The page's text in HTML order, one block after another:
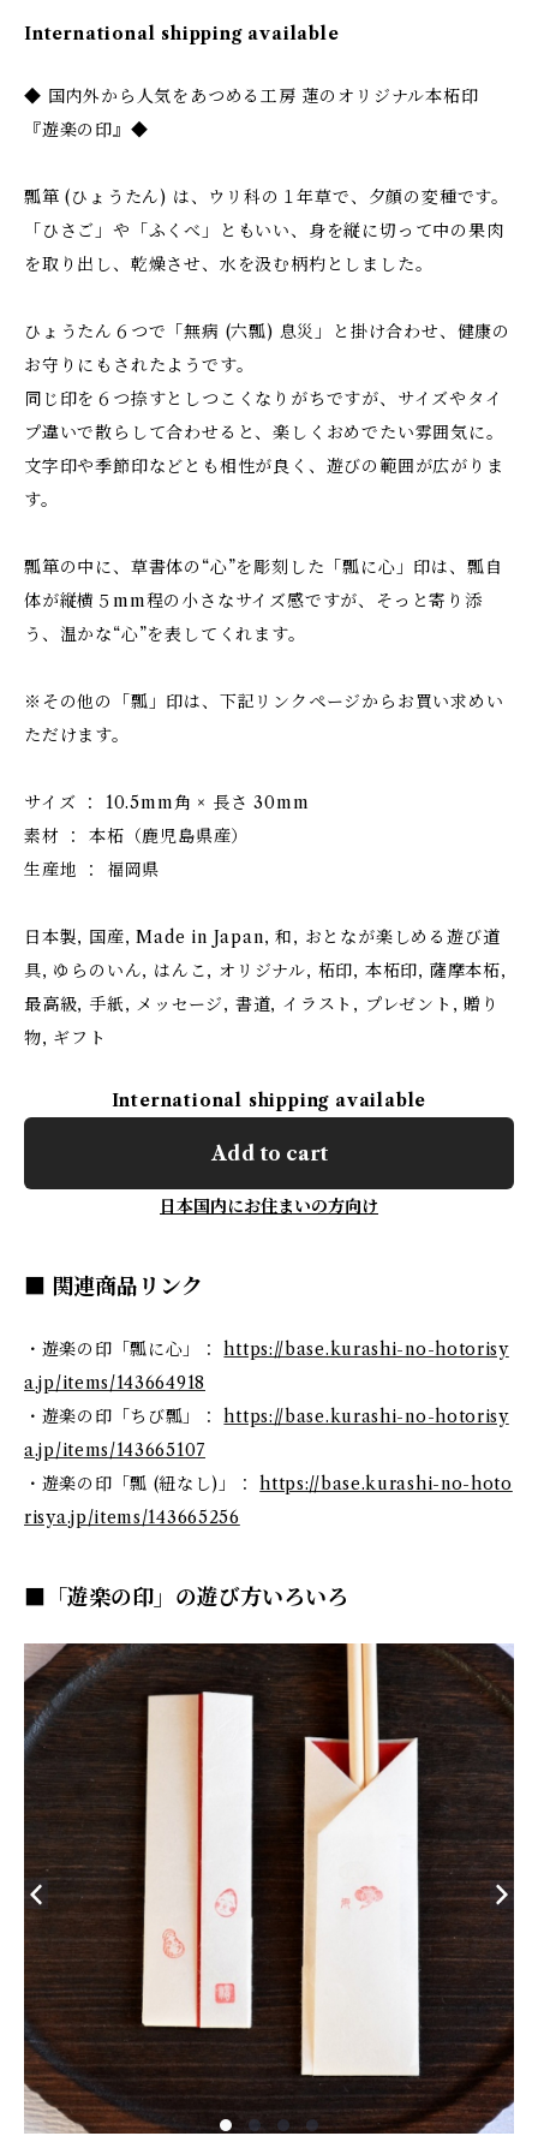
International shipping available
◆ 国内外から人気をあつめる工房 蓮のオリジナル本柘印
『遊楽の印』◆
瓢箪 (ひょうたん) は、ウリ科の１年草で、夕顔の変種です。
「ひさご」や「ふくべ」ともいい、身を縦に切って中の果肉
を取り出し、乾燥させ、水を汲む柄杓としました。
ひょうたん６つで「無病 (六瓢) 息災」と掛け合わせ、健康の
お守りにもされたようです。
同じ印を６つ捺すとしつこくなりがちですが、サイズやタイ
プ違いで散らして合わせると、楽しくおめでたい雰囲気に。
文字印や季節印などとも相性が良く、遊びの範囲が広がりま
す。
瓢箪の中に、草書体の“心”を彫刻した「瓢に心」印は、瓢自
体が縦横５mm程の小さなサイズ感ですが、そっと寄り添
う、温かな“心”を表してくれます。
※その他の「瓢」印は、下記リンクページからお買い求めい
ただけます。
サイズ ： 10.5mm角 × 長さ 30mm
素材 ： 本柘（鹿児島県産）
生産地 ： 福岡県
日本製, 国産, Made in Japan, 和, おとなが楽しめる遊び道
具, ゆらのいん, はんこ, オリジナル, 柘印, 本柘印, 薩摩本柘,
最高級, 手紙, メッセージ, 書道, イラスト, プレゼント, 贈り
物, ギフト
International shipping available
Add to cart
日本国内にお住まいの方向け
■ 関連商品リンク
・遊楽の印「瓢に心」：https://base.kurashi-no-hotorisy
a.jp/items/143664918
・遊楽の印「ちび瓢」：https://base.kurashi-no-hotorisy
a.jp/items/143665107
・遊楽の印「瓢 (紐なし)」：https://base.kurashi-no-hoto
risya.jp/items/143665256
■「遊楽の印」の遊び方いろいろ